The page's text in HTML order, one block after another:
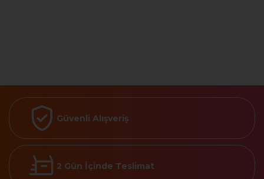
Güvenli Alışveriş
2 Gün İçinde Teslimat